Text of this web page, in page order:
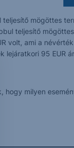
mögöttes
teljesítő
volt, ami a
lejáratkori 95 EUR
hogy milyen